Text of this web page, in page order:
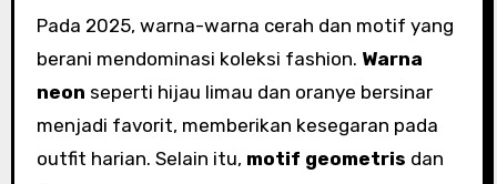
Pada 2025, warna-warna cerah dan motif yang
berani mendominasi koleksi fashion. Warna
neon seperti hijau limau dan oranye bersinar
menjadi favorit, memberikan kesegaran pada
outfit harian. Selain itu, motif geometris dan